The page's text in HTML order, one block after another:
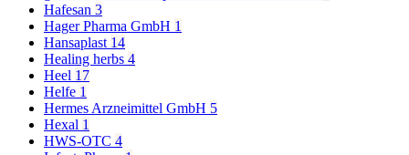
Hafesan 3
Hager Pharma GmbH 1
Hansaplast 14
Healing herbs 4
Heel 17
Helfe 1
Hermes Arzneimittel GmbH 5
Hexal 1
HWS-OTC 4